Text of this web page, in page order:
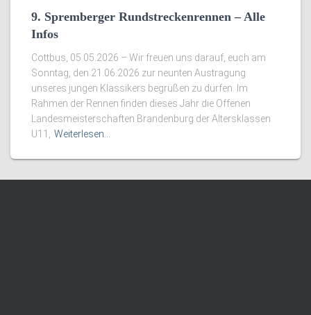
9. Spremberger Rundstreckenrennen – Alle
Infos
Cottbus, 05.05.2026 – Wir freuen uns darauf, euch am
Sonntag, den 21.06.2026 zur neunten Austragung
unseres jungen Klassikers begrüßen zu dürfen. Im
Rahmen der Rennen finden dieses Jahr die Offenen
Landesmeisterschaften Brandenburg der Altersklassen
U11,
Weiterlesen…